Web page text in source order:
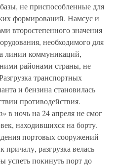
не приспособленные для
формирований. Намсус и
второстепенного значения
необходимого для
линии коммуникаций,
районами страны, не
транспортных
и бензина становилась
противодействия.
в ночь на 24 апреля не смог
находившихся на борту.
портовых сооружений
разгрузка велась
покинуть порт до